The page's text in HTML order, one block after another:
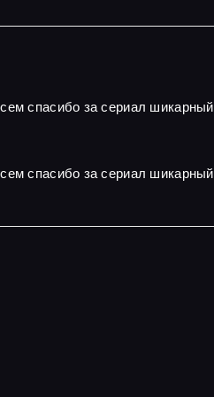
спасибо за сериал
спасибо за сериал